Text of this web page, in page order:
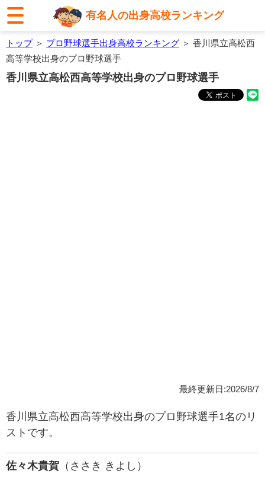
有名人の出身高校ランキング
トップ＞ プロ野球選手出身高校ランキング ＞ 香川県立高松西
高等学校出身のプロ野球選手
香川県立高松西高等学校出身のプロ野球選手
最終更新日:2026/8/7
香川県立高松西高等学校出身のプロ野球選手1名のリ
ストです。
佐々木貴賀 （ささき きよし）